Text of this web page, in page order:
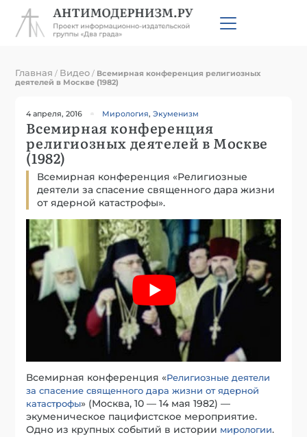
Главная / Видео / Всемирная конференция религиозных
деятелей в Москве (1982)
4 апреля, 2016 Мирология,Экуменизм
Всемирная конференция
религиозных деятелей в Москве
(1982)
Всемирная конференция «Религиозные
деятели за спасение священного дара жизни
от ядерной катастрофы».
Всемирная конференция «Религиозные деятели
за спасение священного дара жизни от ядерной
катастрофы» (Москва, 10 — 14 мая 1982) —
экуменическое пацифистское мероприятие.
Одно из крупных событий в истории мирологии.